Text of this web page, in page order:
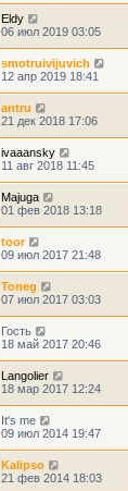
Eldy
06 июл 2019 03:05
smotruivijuvich
12 апр 2019 18:41
antru
21 дек 2018 17:06
ivaaansky
11 авг 2018 11:45
Majuga
01 фев 2018 13:18
toor
09 июл 2017 21:48
Toneg
07 июл 2017 03:03
Гость
18 май 2017 20:46
Langolier
18 мар 2017 12:24
It's me
09 июл 2014 19:47
Kalipso
21 фев 2014 18:03